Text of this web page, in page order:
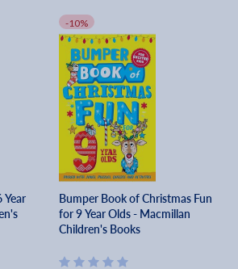
-10%
Bumper Book of Christmas Fun
for 9 Year Olds - Macmillan
Children's Books